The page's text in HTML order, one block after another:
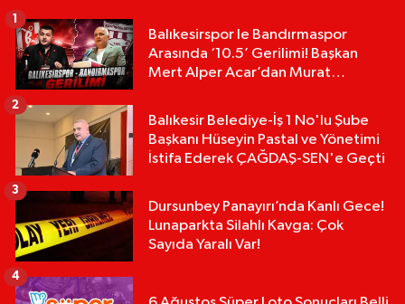
Balıkesirspor le Bandırmaspor
Arasında ‘10.5’ Gerilimi! Başkan
Mert Alper Acar’dan Murat
1
Balıkesir Belediye-İş 1 No'lu Şube
Başkanı Hüseyin Pastal ve Yönetimi
İstifa Ederek ÇAĞDAŞ-SEN'e Geçti
2
Dursunbey Panayırı’nda Kanlı Gece!
Lunaparkta Silahlı Kavga: Çok
Sayıda Yaralı Var!
3
4